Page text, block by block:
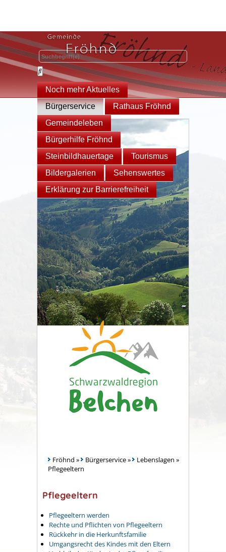
Noch mehr Aktuelles
Bürgerservice
Rathaus Fröhnd
Gemeindeleben
Bürgerhilfe Fröhnd
Steinbildhauertage
Tourismus
Bildergalerien
Sehenswertes
Erklärung zur Barrierefreiheit
Fröhnd » Bürgerservice» Lebenslagen »
Pflegeeltern
Pflegeeltern
Pflegeeltern werden
Rechte und Pflichten von Pflegeeltern
Rückkehr in die Herkunftsfamilie
Umgangsrecht des Kindes mit den Eltern